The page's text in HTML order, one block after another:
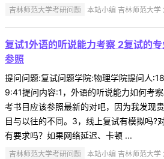
吉林师范大学考研问题 本站小编 吉林师范大
复试1外语的听说能力考察 2复试的
参照
提问问题:复试问题学院:物理学院提问人
9:41提问内容:1，外语的听说能力如何考
考书目应该参照最新的对吧，因为我发现
目与以往的不同。3，线上复试有模拟吗?
有要求吗？如果网络延迟、卡顿 ...
吉林师范大学考研问题 本站小编 吉林师范大